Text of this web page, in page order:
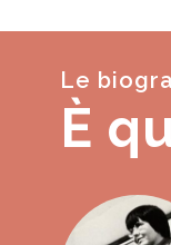
Le
È